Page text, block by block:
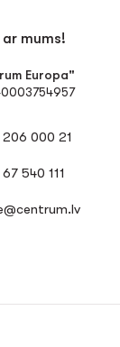
mums!
Europa"
206 000 21
540 111